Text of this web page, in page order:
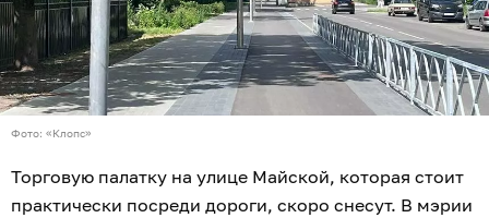
Фото: «Клопс»
Торговую палатку на улице Майской, которая стоит
практически посреди дороги, скоро снесут. В мэрии